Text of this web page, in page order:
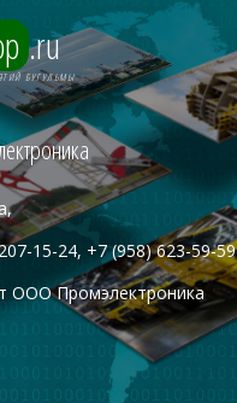
.ru
БУГУЛЬМЫ
15-24, +7 (958) 623-59-59
ООО Промэлектроника